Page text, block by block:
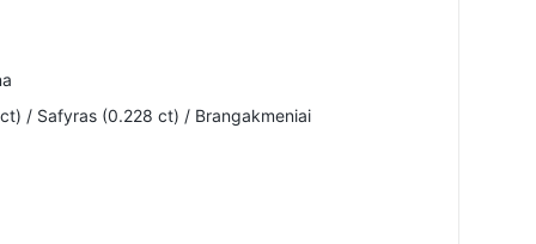
/ Safyras (0.228 ct) / Brangakmeniai